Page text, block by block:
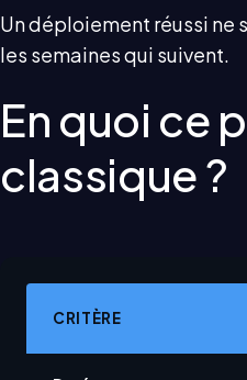
Un déploiement réussi ne
les semaines qui suivent.
En quoi ce
classique ?
CRITÈRE